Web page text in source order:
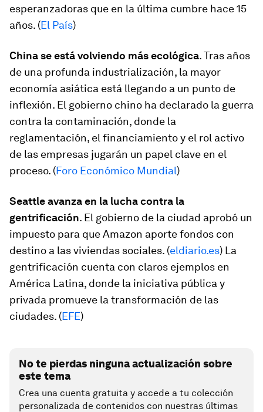
esperanzadoras que en la última cumbre hace 15
años. (El País)
China se está volviendo más ecológica. Tras años
de una profunda industrialización, la mayor
economía asiática está llegando a un punto de
inflexión. El gobierno chino ha declarado la guerra
contra la contaminación, donde la
reglamentación, el financiamiento y el rol activo
de las empresas jugarán un papel clave en el
proceso. (Foro Económico Mundial)
Seattle avanza en la lucha contra la
gentrificación. El gobierno de la ciudad aprobó un
impuesto para que Amazon aporte fondos con
destino a las viviendas sociales. (eldiario.es) La
gentrificación cuenta con claros ejemplos en
América Latina, donde la iniciativa pública y
privada promueve la transformación de las
ciudades. (EFE)
No te pierdas ninguna actualización sobre
este tema
Crea una cuenta gratuita y accede a tu colección
personalizada de contenidos con nuestras últimas